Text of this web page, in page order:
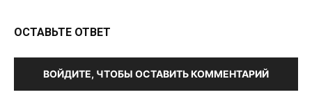
ОСТАВЬТЕ ОТВЕТ
ВОЙДИТЕ, ЧТОБЫ ОСТАВИТЬ КОММЕНТАРИЙ